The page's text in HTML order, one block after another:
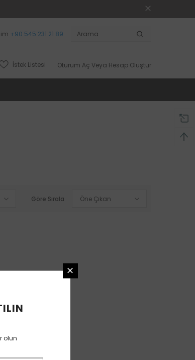
+90 545 231 21 89
İstek Listesi Oturum Aç Veya Hesap Oluştur
Göre Sırala Öne Çıkan
olun